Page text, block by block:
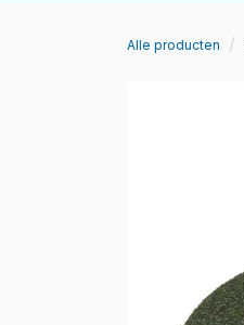
Alle producten